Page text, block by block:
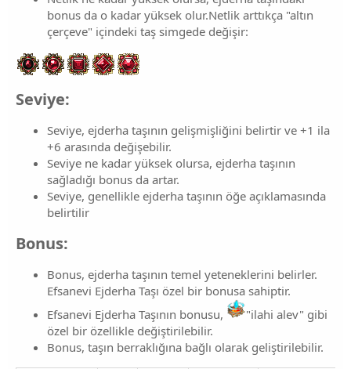
bonus da o kadar yüksek olur.Netlik arttıkça "altın
çerçeve" içindeki taş simgede değişir:
Seviye:
Seviye, ejderha taşının gelişmişliğini belirtir ve +1 ila
+6 arasında değişebilir.
Seviye ne kadar yüksek olursa, ejderha taşının
sağladığı bonus da artar.
Seviye, genellikle ejderha taşının öğe açıklamasında
belirtilir
Bonus:
Bonus, ejderha taşının temel yeteneklerini belirler.
Efsanevi Ejderha Taşı özel bir bonusa sahiptir.
Efsanevi Ejderha Taşının bonusu,
"ilahi alev" gibi
özel bir özellikle değiştirilebilir.
Bonus, taşın berraklığına bağlı olarak geliştirilebilir.